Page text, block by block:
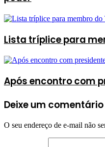
Lista tríplice para
Após encontro com
Deixe um comentário
O seu endereço de e-mail não